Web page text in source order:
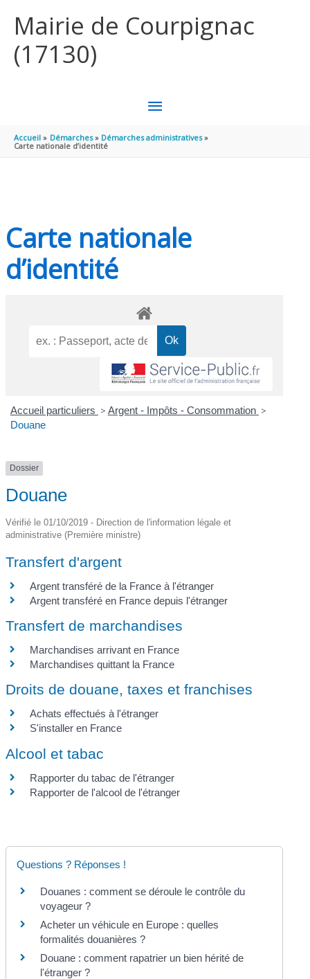
Mairie de Courpignac
(17130)
MENU
PRINCIPAL
Accueil Démarches
Démarches administratives
Carte nationale d’identité
Carte nationale
d’identité
Accueil particuliers > Argent - Impôts - Consommation >
Douane
Dossier
Douane
Vérifié le 01/10/2019 - Direction de l'information légale et
administrative (Première ministre)
Transfert d'argent
Argent transféré de la France à l'étranger
Argent transféré en France depuis l'étranger
Transfert de marchandises
Marchandises arrivant en France
Marchandises quittant la France
Droits de douane, taxes et franchises
Achats effectués à l'étranger
S'installer en France
Alcool et tabac
Rapporter du tabac de l'étranger
Rapporter de l'alcool de l'étranger
Questions ? Réponses !
Douanes : comment se déroule le contrôle du
voyageur ?
Acheter un véhicule en Europe : quelles
formalités douanières ?
Douane : comment rapatrier un bien hérité de
l'étranger ?